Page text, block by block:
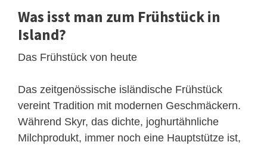
Was isst man zum Frühstück in
Island?
Das Frühstück von heute
Das zeitgenössische isländische Frühstück
vereint Tradition mit modernen Geschmäckern.
Während Skyr, das dichte, joghurtähnliche
Milchprodukt, immer noch eine Hauptstütze ist,